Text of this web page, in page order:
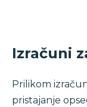
Izračuni
Prilikom
pristajanje